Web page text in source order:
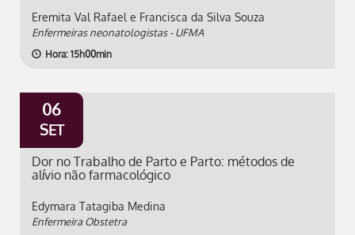
Eremita Val Rafael e Francisca da Silva Souza
Enfermeiras neonatologistas - UFMA
Hora: 15h00min
06
SET
Dor no Trabalho de Parto e Parto: métodos de
alívio não farmacológico
Edymara Tatagiba Medina
Enfermeira Obstetra